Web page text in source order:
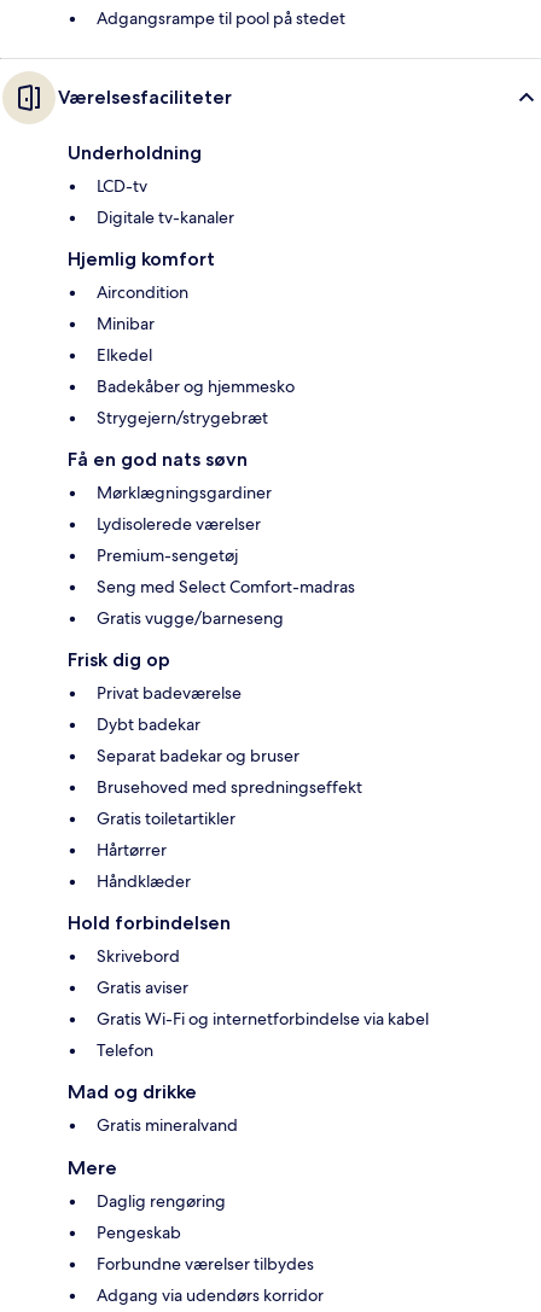
Adgangsrampe til pool på stedet
Værelsesfaciliteter
Underholdning
LCD-tv
Digitale tv-kanaler
Hjemlig komfort
Aircondition
Minibar
Elkedel
Badekåber og hjemmesko
Strygejern/strygebræt
Få en god nats søvn
Mørklægningsgardiner
Lydisolerede værelser
Premium-sengetøj
Seng med Select Comfort-madras
Gratis vugge/barneseng
Frisk dig op
Privat badeværelse
Dybt badekar
Separat badekar og bruser
Brusehoved med spredningseffekt
Gratis toiletartikler
Hårtørrer
Håndklæder
Hold forbindelsen
Skrivebord
Gratis aviser
Gratis Wi-Fi og internetforbindelse via kabel
Telefon
Mad og drikke
Gratis mineralvand
Mere
Daglig rengøring
Pengeskab
Forbundne værelser tilbydes
Adgang via udendørs korridor